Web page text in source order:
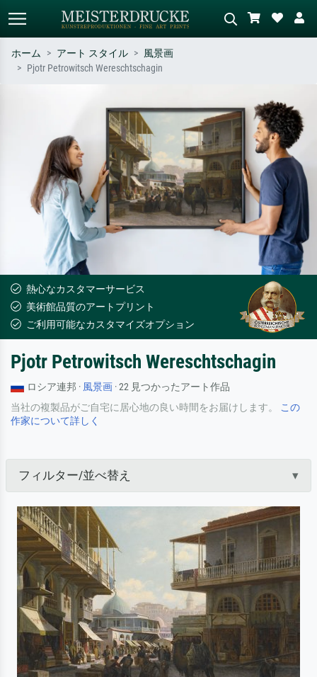
– 例：モネ、星月夜、印象派、北
斎の波、ヌード。
シーンを説明してください – 例：
緑の草原、赤の多い抽象画、暗い
油絵、木のそばの立ち姿のヌー
ド。
ホーム アート スタイル
風景画
Pjotr ​​​​Petrowitsch Wereschtschagin
熱心なカスタマーサービス
美術館品質のアートプリント
ご利用可能なカスタマイズオプション
Pjotr ​​​​Petrowitsch Wereschtschagin
ロシア連邦 · 風景画 · 22 見つかったアート作品
当社の複製品がご自宅に居心地の良い時間をお届けします。
この
作家について詳しく
フィルター/並べ替え